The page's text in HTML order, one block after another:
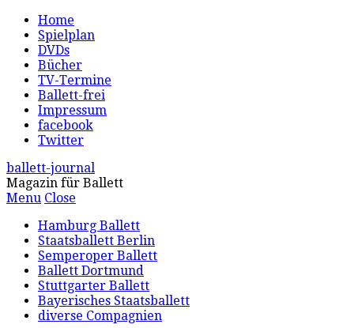
Home
Spielplan
DVDs
Bücher
TV-Termine
Ballett-frei
Impressum
facebook
Twitter
ballett-journal
Magazin für Ballett
Menu Close
Hamburg Ballett
Staatsballett Berlin
Semperoper Ballett
Ballett Dortmund
Stuttgarter Ballett
Bayerisches Staatsballett
diverse Compagnien